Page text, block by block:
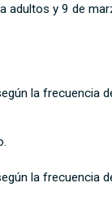
adultos y 9 de
la frecuencia
la frecuencia